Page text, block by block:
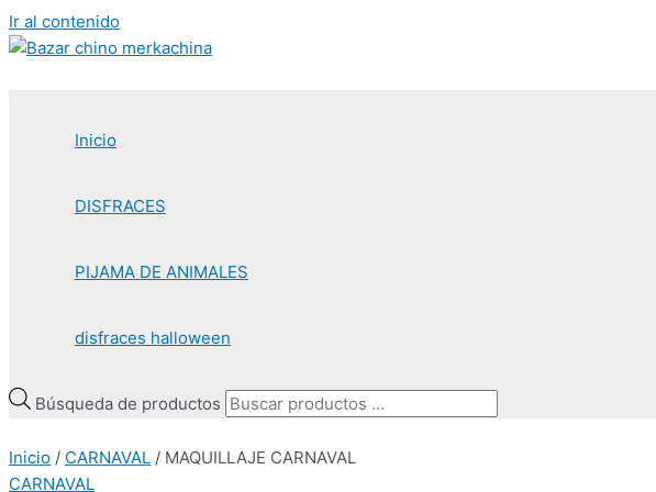
Ir al contenido
Inicio
DISFRACES
PIJAMA DE ANIMALES
disfraces halloween
Búsqueda de productos
Inicio / CARNAVAL / MAQUILLAJE CARNAVAL
CARNAVAL